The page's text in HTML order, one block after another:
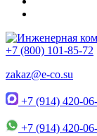
+7 (800) 101-85-72
zakaz@e-co.su
+7 (914) 420-
+7 (914) 420-